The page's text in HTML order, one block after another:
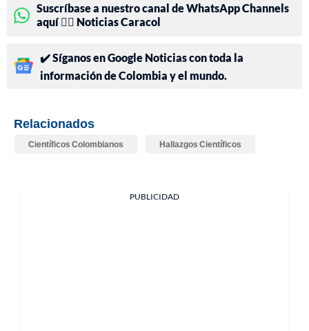
Suscríbase a nuestro canal de WhatsApp Channels
aquí 👉🏻 Noticias Caracol
✔️ Síganos en Google Noticias con toda la
información de Colombia y el mundo.
Relacionados
Científicos Colombianos Hallazgos Científicos
PUBLICIDAD